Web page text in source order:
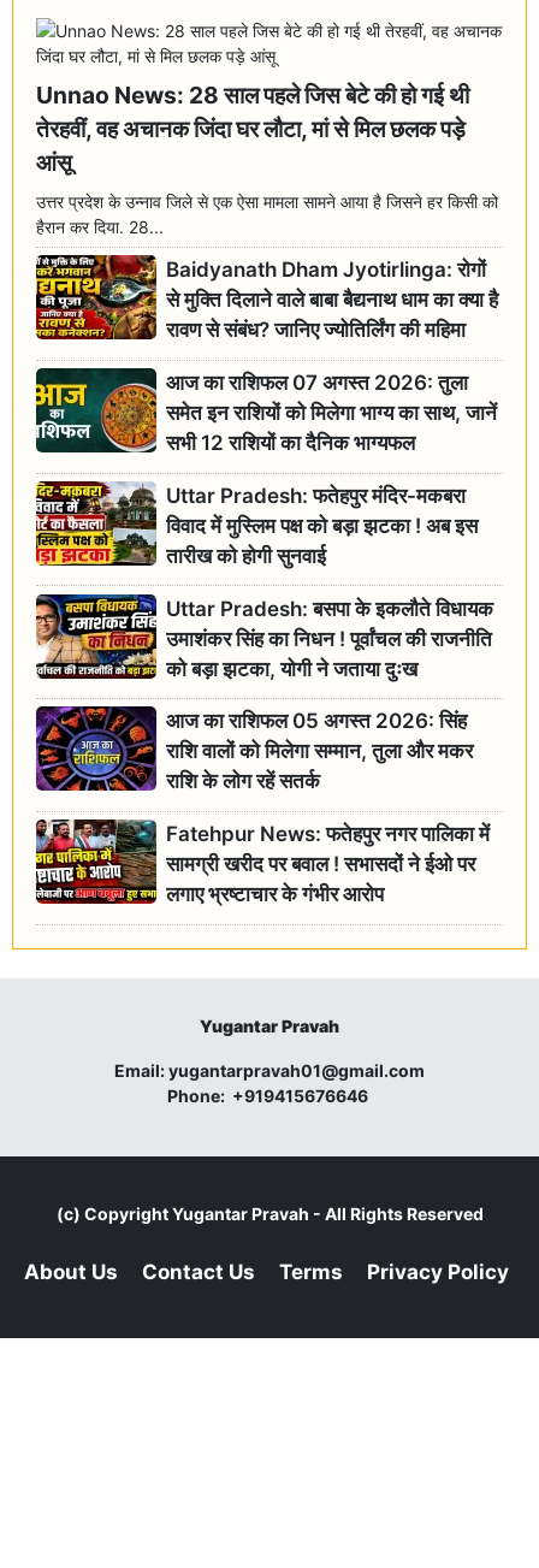
Unnao News: 28 साल पहले जिस बेटे की हो गई थी
तेरहवीं, वह अचानक जिंदा घर लौटा, मां से मिल छलक पड़े
आंसू
उत्तर प्रदेश के उन्नाव जिले से एक ऐसा मामला सामने आया है जिसने हर किसी को
हैरान कर दिया. 28...
Baidyanath Dham Jyotirlinga: रोगों
से मुक्ति दिलाने वाले बाबा बैद्यनाथ धाम का क्या है
रावण से संबंध? जानिए ज्योतिर्लिंग की महिमा
आज का राशिफल 07 अगस्त 2026: तुला
समेत इन राशियों को मिलेगा भाग्य का साथ, जानें
सभी 12 राशियों का दैनिक भाग्यफल
Uttar Pradesh: फतेहपुर मंदिर-मकबरा
विवाद में मुस्लिम पक्ष को बड़ा झटका ! अब इस
तारीख को होगी सुनवाई
Uttar Pradesh: बसपा के इकलौते विधायक
उमाशंकर सिंह का निधन ! पूर्वांचल की राजनीति
को बड़ा झटका, योगी ने जताया दुःख
आज का राशिफल 05 अगस्त 2026: सिंह
राशि वालों को मिलेगा सम्मान, तुला और मकर
राशि के लोग रहें सतर्क
Fatehpur News: फतेहपुर नगर पालिका में
सामग्री खरीद पर बवाल ! सभासदों ने ईओ पर
लगाए भ्रष्टाचार के गंभीर आरोप
Yugantar Pravah
Email:yugantarpravah01@gmail.com
Phone: +919415676646
(c) CopyrightYugantar Pravah - All Rights Reserved
About Us Contact Us Terms Privacy Policy